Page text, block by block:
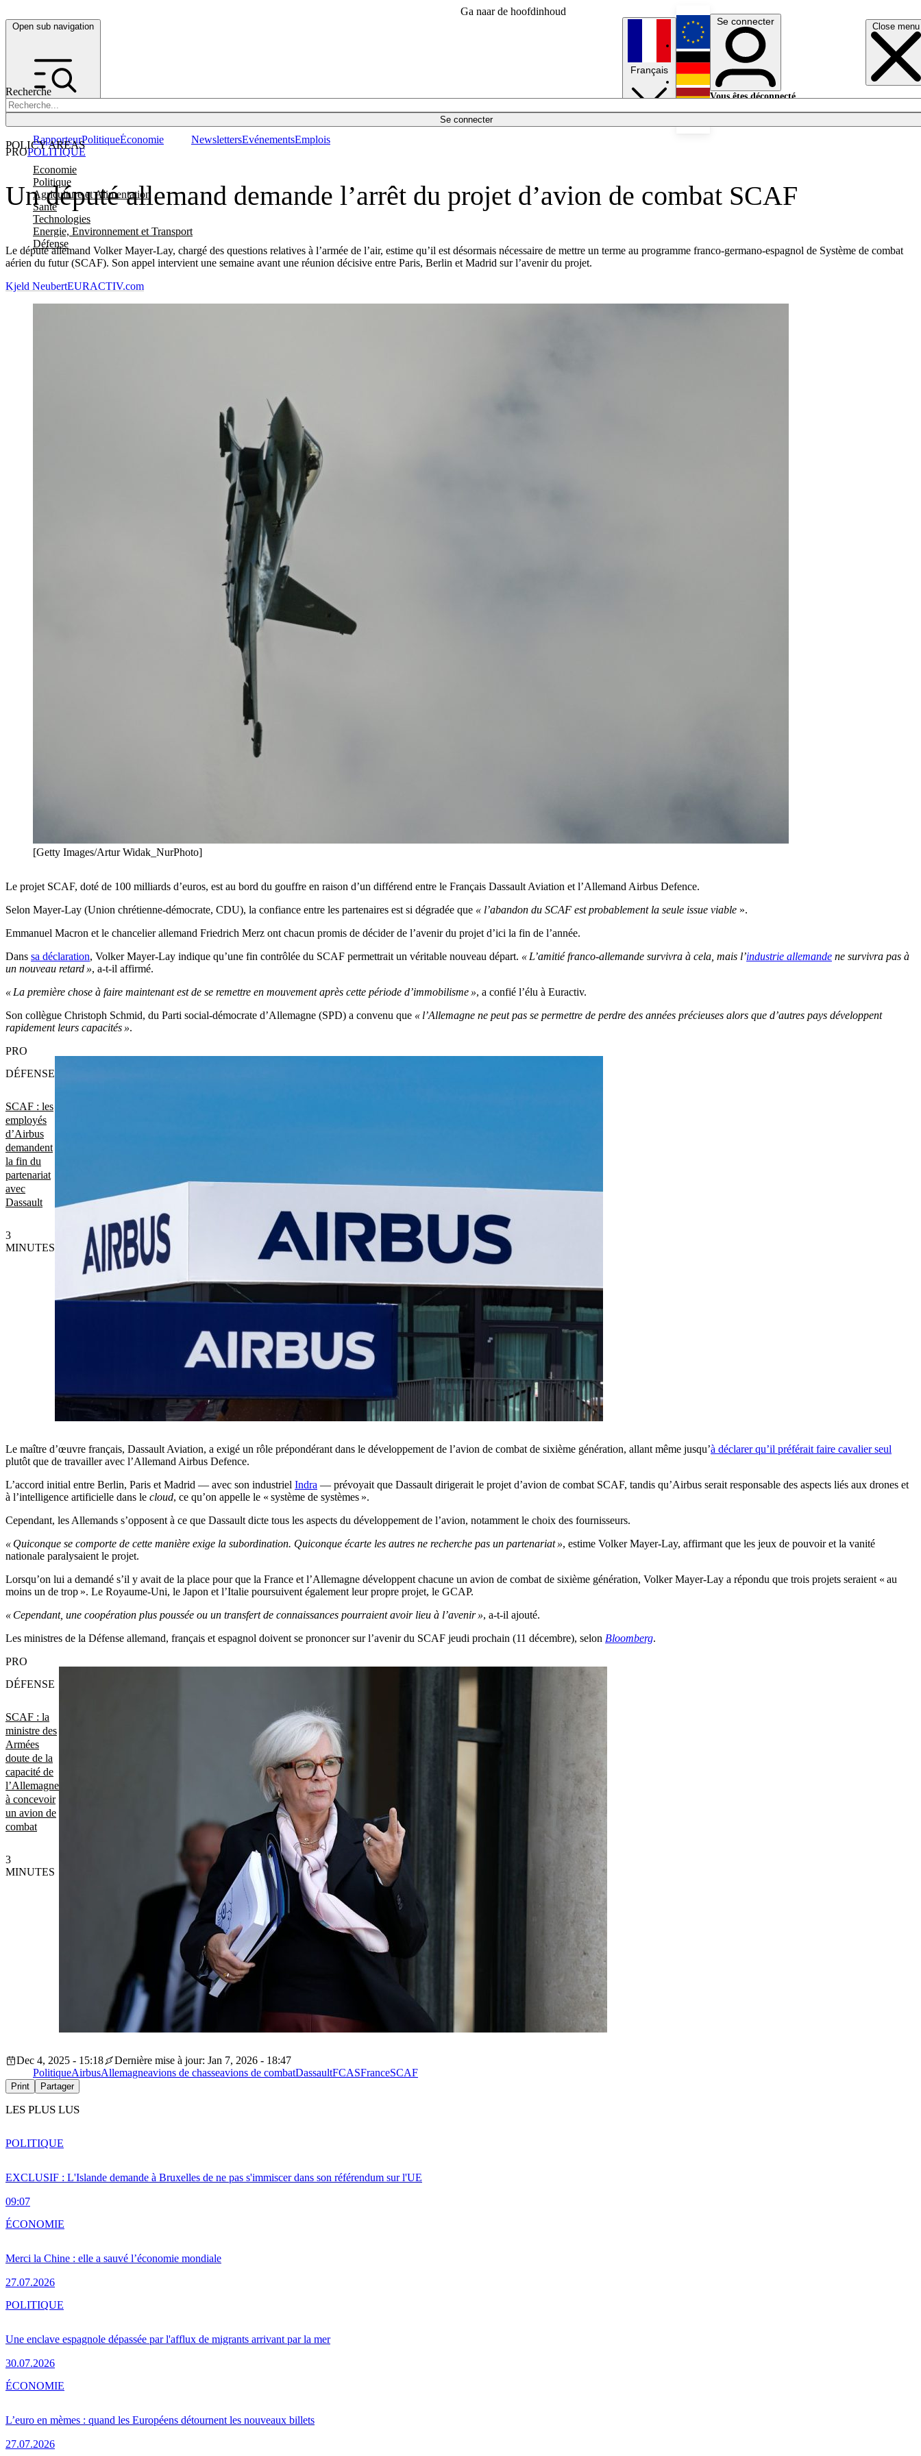
Ga naar de hoofdinhoud
Open sub navigation Close menu
Recherche
Se connecter
POLICY AREAS
Economie
Politique
Agriculture et Alimentation
Santé
Technologies
Energie, Environnement et Transport
Défense
RapporteurPolitiqueÉconomie NewslettersEvénementsEmplois
Français
English
Deutsch
Se connecter
Vous êtes déconnecté.
Un député allemand demande l’arrêt du projet d’avion de combat SCAF
Le député allemand Volker Mayer-Lay, chargé des questions relatives à l’armée de l’air, estime qu’il est désormais nécessaire de mettre un terme au programme franco-germano-espagnol de Système de combat
aérien du futur (SCAF). Son appel intervient une semaine avant une réunion décisive entre Paris, Berlin et Madrid sur l’avenir du projet.
PROPOLITIQUE
Kjeld NeubertEURACTIV.com
[Getty Images/Artur Widak_NurPhoto]
Le projet SCAF, doté de 100 milliards d’euros, est au bord du gouffre en raison d’un différend entre le Français Dassault Aviation et l’Allemand Airbus Defence.
Selon Mayer-Lay (Union chrétienne-démocrate, CDU), la confiance entre les partenaires est si dégradée que « l’abandon du SCAF est probablement la seule issue viable ».
Emmanuel Macron et le chancelier allemand Friedrich Merz ont chacun promis de décider de l’avenir du projet d’ici la fin de l’année.
Dans sa déclaration, Volker Mayer-Lay indique qu’une fin contrôlée du SCAF permettrait un véritable nouveau départ. « L’amitié franco-allemande survivra à cela, mais l’industrie allemande ne survivra pas à
un nouveau retard », a-t-il affirmé.
« La première chose à faire maintenant est de se remettre en mouvement après cette période d’immobilisme », a confié l’élu à Euractiv.
Son collègue Christoph Schmid, du Parti social-démocrate d’Allemagne (SPD) a convenu que « l’Allemagne ne peut pas se permettre de perdre des années précieuses alors que d’autres pays développent
rapidement leurs capacités ».
SCAF : les
employés
d’Airbus
demandent
la fin du
partenariat
avec
Dassault
PRO
DÉFENSE
3
MINUTES
Le maître d’œuvre français, Dassault Aviation, a exigé un rôle prépondérant dans le développement de l’avion de combat de sixième génération, allant même jusqu’à déclarer qu’il préférait faire cavalier seul
plutôt que de travailler avec l’Allemand Airbus Defence.
L’accord initial entre Berlin, Paris et Madrid — avec son industriel Indra — prévoyait que Dassault dirigerait le projet d’avion de combat SCAF, tandis qu’Airbus serait responsable des aspects liés aux drones et
à l’intelligence artificielle dans le cloud, ce qu’on appelle le « système de systèmes ».
Cependant, les Allemands s’opposent à ce que Dassault dicte tous les aspects du développement de l’avion, notamment le choix des fournisseurs.
« Quiconque se comporte de cette manière exige la subordination. Quiconque écarte les autres ne recherche pas un partenariat », estime Volker Mayer-Lay, affirmant que les jeux de pouvoir et la vanité
nationale paralysaient le projet.
Lorsqu’on lui a demandé s’il y avait de la place pour que la France et l’Allemagne développent chacune un avion de combat de sixième génération, Volker Mayer-Lay a répondu que trois projets seraient « au
moins un de trop ». Le Royaume-Uni, le Japon et l’Italie poursuivent également leur propre projet, le GCAP.
« Cependant, une coopération plus poussée ou un transfert de connaissances pourraient avoir lieu à l’avenir », a-t-il ajouté.
Les ministres de la Défense allemand, français et espagnol doivent se prononcer sur l’avenir du SCAF jeudi prochain (11 décembre), selon Bloomberg.
SCAF : la
ministre des
Armées
doute de la
capacité de
l’Allemagne
à concevoir
un avion de
combat
PRO
DÉFENSE
3
MINUTES
Dec 4, 2025 - 15:18
Dernière mise à jour: Jan 7, 2026 - 18:47
PolitiqueAirbusAllemagneavions de chasseavions de combatDassaultFCASFranceSCAF
Print Partager
LES PLUS LUS
EXCLUSIF : L'Islande demande à Bruxelles de ne pas s'immiscer dans son référendum sur l'UE
09:07
POLITIQUE
Merci la Chine : elle a sauvé l’économie mondiale
27.07.2026
ÉCONOMIE
Une enclave espagnole dépassée par l'afflux de migrants arrivant par la mer
30.07.2026
POLITIQUE
L’euro en mèmes : quand les Européens détournent les nouveaux billets
27.07.2026
ÉCONOMIE